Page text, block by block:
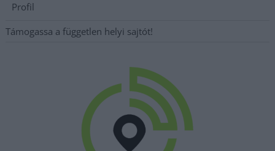
Profil
Támogassa a független helyi sajtót!